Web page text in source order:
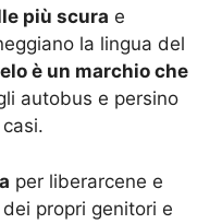
più scura e
la lingua del
è un marchio che
autobus e persino
per liberarcene e
propri genitori e